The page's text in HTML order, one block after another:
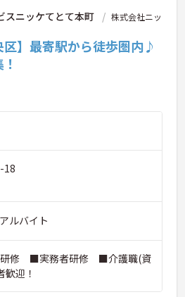
スニッケてとて本町
株式会社ニッ
区】最寄駅から徒歩圏内♪
18
ルバイト
修 ■実務者研修 ■介護職(資
迎！